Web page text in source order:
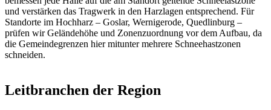
und verstärken das Tragwerk in den Harzlagen entsprechend. Für
Standorte im Hochharz – Goslar, Wernigerode, Quedlinburg –
prüfen wir Geländehöhe und Zonenzuordnung vor dem Aufbau, da
die Gemeindegrenzen hier mitunter mehrere Schneehastzonen
schneiden.
Leitbranchen der Region